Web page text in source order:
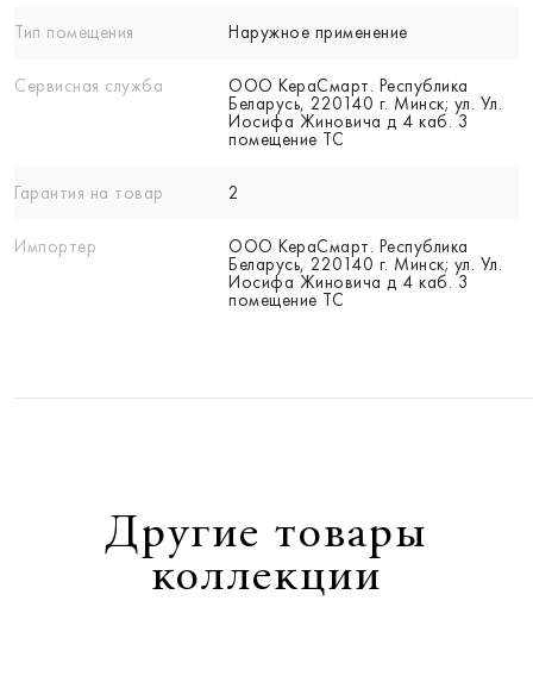
Тип помещения Наружное применение
Сервисная служба
ООО КераСмарт. Республика
Беларусь, 220140 г. Минск; ул. Ул.
Иосифа Жиновича д 4 каб. 3
помещение ТС
Гарантия на товар 2
Импортер
ООО КераСмарт. Республика
Беларусь, 220140 г. Минск; ул. Ул.
Иосифа Жиновича д 4 каб. 3
помещение ТС
Другие товары
коллекции